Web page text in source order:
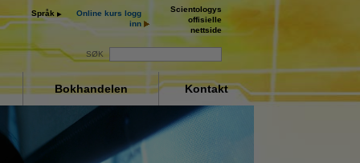
Språk
Online kurs logg
inn
Scientologys
offisielle
nettside
SØK
Bokhandelen Kontakt